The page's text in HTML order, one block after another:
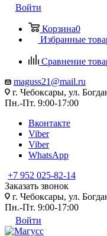
Войти
Корзина0
Избранные
Сравнение
maguss21@mail.ru
г. Чебоксары, ул.
Пн.-Пт. 9:00-17:00
Вконтакте
Viber
Viber
WhatsApp
+7 952 025-82-14
Заказать звонок
г. Чебоксары, ул.
Пн.-Пт. 9:00-17:00
Войти